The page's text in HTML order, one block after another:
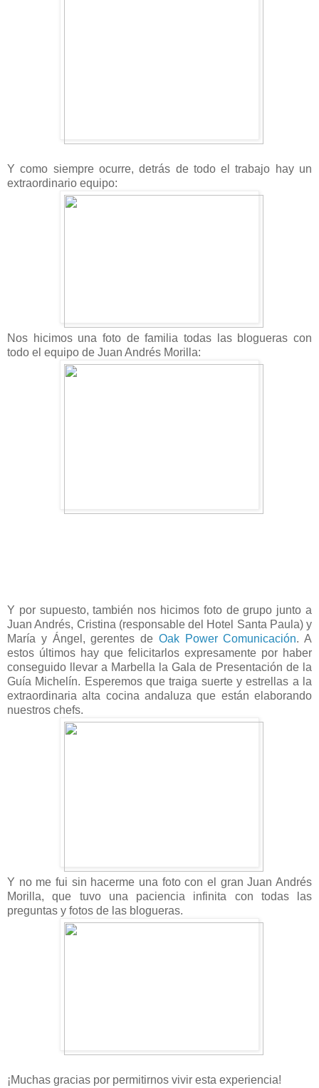
Y como siempre ocurre, detrás de todo el trabajo hay un
extraordinario equipo:
Nos hicimos una foto de familia todas las blogueras con
todo el equipo de Juan Andrés Morilla:
Y por supuesto, también nos hicimos foto de grupo junto a
Juan Andrés, Cristina (responsable del Hotel Santa Paula) y
María y Ángel, gerentes de Oak Power Comunicación. A
estos últimos hay que felicitarlos expresamente por haber
conseguido llevar a Marbella la Gala de Presentación de la
Guía Michelín. Esperemos que traiga suerte y estrellas a la
extraordinaria alta cocina andaluza que están elaborando
nuestros chefs.
Y no me fui sin hacerme una foto con el gran Juan Andrés
Morilla, que tuvo una paciencia infinita con todas las
preguntas y fotos de las blogueras.
¡Muchas gracias por permitirnos vivir esta experiencia!